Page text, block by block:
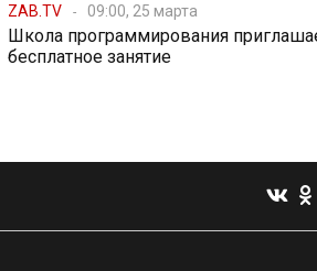
ZAB.TV 09:00, 25 марта
Школа программирования
бесплатное занятие